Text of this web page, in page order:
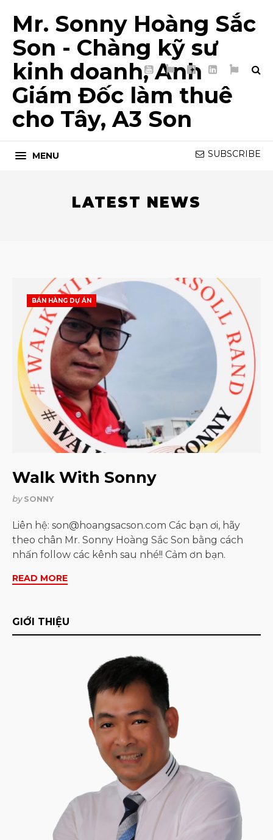
YouTube
TikTokFacebookLinkedIn
My
Mr. Sonny Hoàng Sắc
Son - Chàng kỹ sư
kinh doanh, Anh
Giám Đốc làm thuê
cho Tây, A3 Son
MENU SUBSCRIBE
LATEST NEWS
BÁN HÀNG DỰ ÁN
Walk With Sonny
bySONNY
Liên hệ: son@hoangsacson.com Các bạn ơi, hãy
theo chân Mr. Sonny Hoàng Sắc Son bằng cách
nhấn follow các kênh sau nhé!! Cảm ơn bạn.
READ MORE
GIỚI THIỆU